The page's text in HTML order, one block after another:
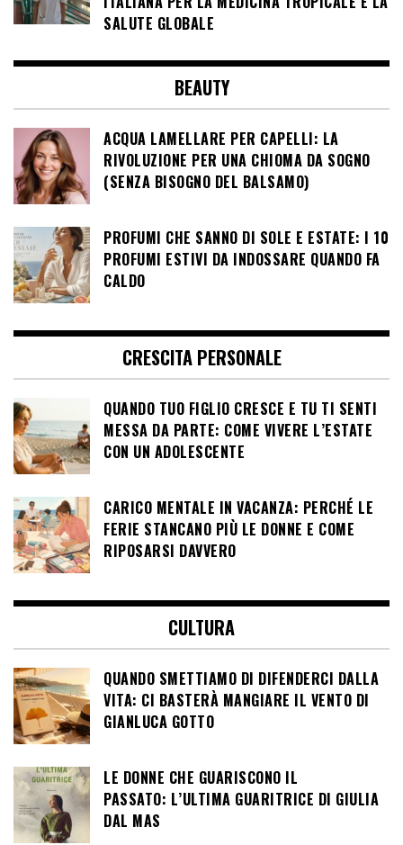
SALUTE GLOBALE
BEAUTY
ACQUA LAMELLARE PER CAPELLI: LA
RIVOLUZIONE PER UNA CHIOMA DA SOGNO
(SENZA BISOGNO DEL BALSAMO)
PROFUMI CHE SANNO DI SOLE E ESTATE: I 10
PROFUMI ESTIVI DA INDOSSARE QUANDO FA
CALDO
CRESCITA PERSONALE
QUANDO TUO FIGLIO CRESCE E TU TI SENTI
MESSA DA PARTE: COME VIVERE L’ESTATE
CON UN ADOLESCENTE
CARICO MENTALE IN VACANZA: PERCHÉ LE
FERIE STANCANO PIÙ LE DONNE E COME
RIPOSARSI DAVVERO
CULTURA
QUANDO SMETTIAMO DI DIFENDERCI DALLA
VITA: CI BASTERÀ MANGIARE IL VENTO DI
GIANLUCA GOTTO
LE DONNE CHE GUARISCONO IL
PASSATO: L’ULTIMA GUARITRICE DI GIULIA
DAL MAS